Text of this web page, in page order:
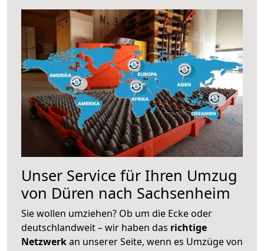
Unser Service für Ihren Umzug
von Düren nach Sachsenheim
Sie wollen umziehen? Ob um die Ecke oder
deutschlandweit – wir haben das richtige
Netzwerkan unserer Seite, wenn es Umzüge von